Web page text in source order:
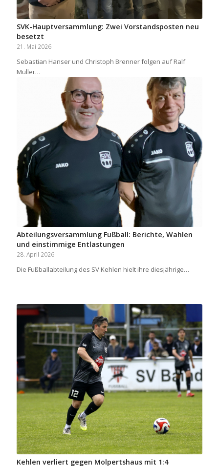
SVK-Hauptversammlung: Zwei Vorstandsposten neu
besetzt
21. Mai 2026
Sebastian Hanser und Christoph Brenner folgen auf Ralf
Müller…
Abteilungsversammlung Fußball: Berichte, Wahlen
und einstimmige Entlastungen
28. April 2026
Die Fußballabteilung des SV Kehlen hielt ihre diesjährige…
Kehlen verliert gegen Molpertshaus mit 1:4